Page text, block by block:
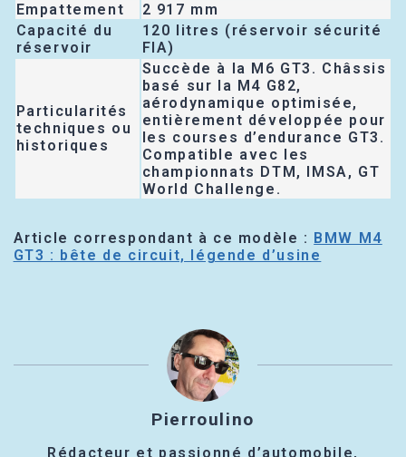
Empattement
2 917 mm
Capacité du
réservoir
120 litres (réservoir sécurité
FIA)
Particularités
techniques ou
historiques
Succède à la M6 GT3. Châssis
basé sur la M4 G82,
aérodynamique optimisée,
entièrement développée pour
les courses d’endurance GT3.
Compatible avec les
championnats DTM, IMSA, GT
World Challenge.
Article correspondant à ce modèle : BMW M4
GT3 : bête de circuit, légende d’usine
Pierroulino
Rédacteur et passionné d’automobile,